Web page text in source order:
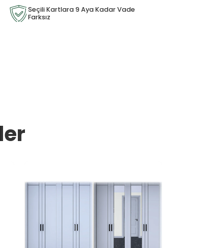
Seçili Kartlara 9 Aya Kadar Vade
Farksız